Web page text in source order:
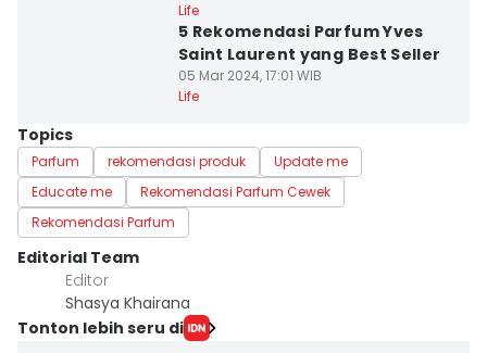
Life
5 Rekomendasi Parfum Yves
Saint Laurent yang Best Seller
05 Mar 2024, 17:01 WIB
Life
Topics
Parfum rekomendasi produk
Update me
Educate me
Rekomendasi Parfum Cewek
Rekomendasi Parfum
Editorial Team
Editor
Shasya Khairana
Tonton lebih seru di